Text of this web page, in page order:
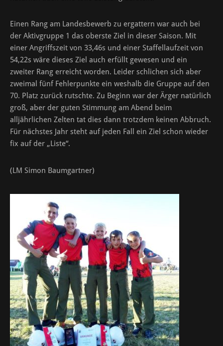
Einen Rang am Landesbewerb zu ergattern war auch bei
der Aktivgruppe 1 das oberste Ziel in dieser Saison. Mit
einer Angriffszeit von 33,46s und einer Staffellaufzeit von
54,22s wäre dieses Ziel auch erfüllt gewesen und ein
zweiter Rang erreicht worden. Leider schlichen sich aber
zweimal fünf Fehlerpunkte ein weshalb die Gruppe auf den
70. Platz zurück rutschte. Zu Beginn war der Ärger natürlich
groß, aber der guten Stimmung am Abend beim
alljährlichen Zelten tat dies dann trotzdem keinen Abbruch.
Für nächstes Jahr steht auf jeden Fall ein Ziel schon wieder
fix auf der „Liste“.
(LM Simon Baumgartner)